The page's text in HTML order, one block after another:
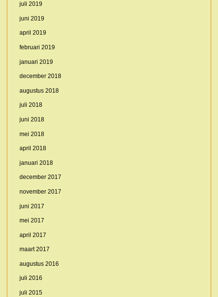
juli 2019
juni 2019
april 2019
februari 2019
januari 2019
december 2018
augustus 2018
juli 2018
juni 2018
mei 2018
april 2018
januari 2018
december 2017
november 2017
juni 2017
mei 2017
april 2017
maart 2017
augustus 2016
juli 2016
juli 2015